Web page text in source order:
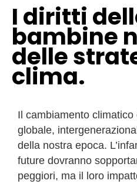
I diritti
bambine
delle
clima.
Il cambiamento
globale,
della nostra epoca.
future dovranno
peggiori, ma il loro